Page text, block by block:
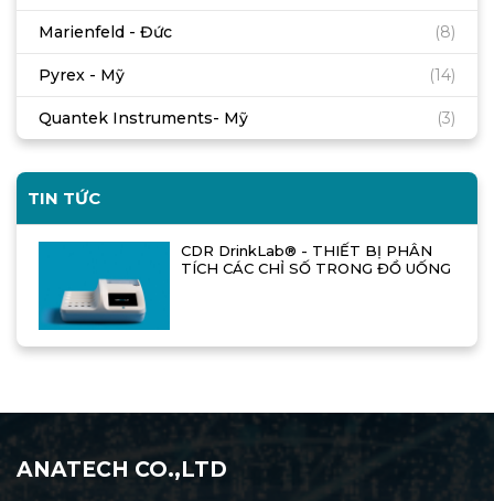
Marienfeld - Đức (8)
Pyrex - Mỹ (14)
Quantek Instruments- Mỹ (3)
TIN TỨC
CDR DrinkLab® - THIẾT BỊ PHÂN
TÍCH CÁC CHỈ SỐ TRONG ĐỒ UỐNG
ANATECH CO.,LTD